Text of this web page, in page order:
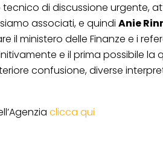
di discussione urgente,
associati, e quindi Anie
il ministero delle Finanze e i
e il prima possibile la
confusione, diverse
clicca qui